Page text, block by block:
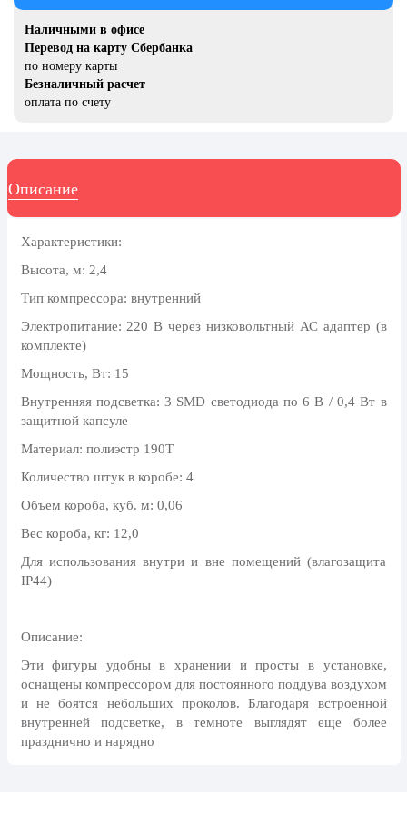
20 декабря, День работника органов
безопасности
Новогоднее оформление
Рождество Христово
россиянах...
Масленица
23 февраля, День защитника
Отечества
1 марта, День Бабушек
8 марта, Международный женский
день
27 марта, День театра
благоустройству
День геолога (первое воскресенье
апреля)
12 апреля, День космонавтики
18 апреля, Дни исторического и
культурного наследия
1 мая, праздник Весны и Труда
6 мая, День герба и флага города
Наличными в офисе
Перевод на карту Сбербанка
по номеру карты
Безналичный расчет
оплата по счету
Описание
Характеристики:
Высота, м: 2,4
Тип компрессора: внутренний
Электропитание: 220 В через низковольтный АС адаптер (в
комплекте)
Мощность, Вт: 15
Внутренняя подсветка: 3 SMD светодиода по 6 В / 0,4 Вт в
защитной капсуле
Материал: полиэстр 190Т
Количество штук в коробе: 4
Объем короба, куб. м: 0,06
Вес короба, кг: 12,0
Для использования внутри и вне помещений (влагозащита
IP44)
Описание:
Эти фигуры удобны в хранении и просты в установке,
оснащены компрессором для постоянного поддува воздухом
и не боятся небольших проколов. Благодаря встроенной
внутренней подсветке, в темноте выглядят еще более
празднично и нарядно